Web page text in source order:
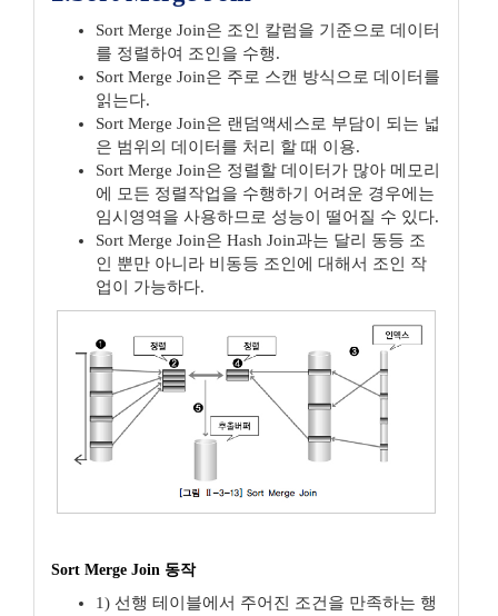
Sort Merge Join은 조인 칼럼을 기준으로 데이터
를 정렬하여 조인을 수행.
Sort Merge Join은 주로 스캔 방식으로 데이터를
읽는다.
Sort Merge Join은 랜덤액세스로 부담이 되는 넓
은 범위의 데이터를 처리 할 때 이용.
Sort Merge Join은 정렬할 데이터가 많아 메모리
에 모든 정렬작업을 수행하기 어려운 경우에는
임시영역을 사용하므로 성능이 떨어질 수 있다.
Sort Merge Join은 Hash Join과는 달리 동등 조
인 뿐만 아니라 비동등 조인에 대해서 조인 작
업이 가능하다.
Sort Merge Join 동작
1) 선행 테이블에서 주어진 조건을 만족하는 행